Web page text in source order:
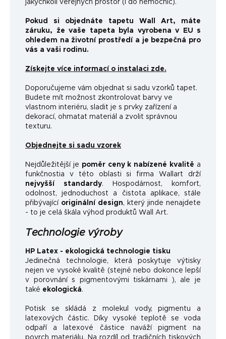
jakýchkoli veřejných prostor (i do nemocnic).
Pokud si objednáte tapetu Wall Art, máte
záruku, že vaše tapeta byla vyrobena v EU s
ohledem na životní prostředí a je bezpečná pro
vás a vaši rodinu.
Získejte více informací o instalaci zde.
Doporučujeme vám objednat si sadu vzorků tapet.
Budete mít možnost zkontrolovat barvy ve
vlastnom interiéru, sladit je s prvky zařízení a
dekorací, ohmatat materiál a zvolit správnou
texturu.
Objednejte si sadu vzorek
Nejdůležitější je poměr ceny k nabízené kvalitě a
funkčnostia v této oblasti si firma Wallart drží
nejvyšší standardy. Hospodárnost, komfort,
odolnost, jednoduchost a čistota aplikace, stále
přibývající originální design, který jinde nenajdete
- to je celá škála výhod produktů Wall Art.
Technologie výroby
HP Latex - ekologická technologie tisku
Jedinečná technologie, která poskytuje výtisky
nejen ve vysoké kvalitě (stejné nebo dokonce lepší
v porovnání s pigmentovými tiskárnami ), ale je
také ekologická.
Potisk se skládá z molekul vody, pigmentu a
latexových částic. Díky vysoké teplotě se voda
odpaří a latexové částice naváží pigment na
povrch materiálu. Na rozdíl od tradičních tiskových